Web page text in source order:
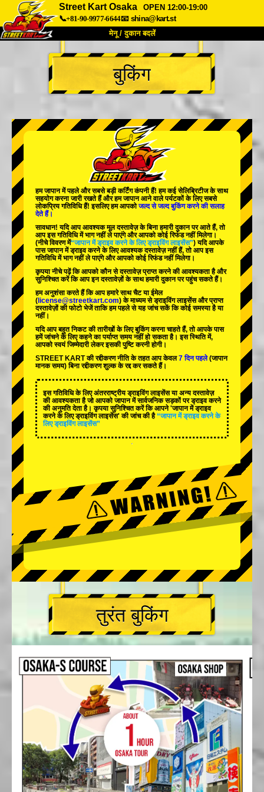
Street Kart Osaka
OPEN 12:00-19:00
📞+81-90-9977-6644📧 shina@kart.st
मेनू / दुकान बदलें
TOP
हमारे बारे में विशेषताएँ कीमत
कंपनी बुकिंग
शाखा बदलें
टोक्यो अकीहबारा#2
टोक्यो शिबुया एनेक्स टोक्यो बे
टोक्यो असाकुसा
ओकिनावा
बुकिंग
हम जापान मेंपहलेऔरसबसे बड़ी कर्टिंग कंपनीहैं! हमकई सेलिब्रिटीजके साथ
सहयोग करना जारी रखते हैं और हम जापान आने वाले पर्यटकों के लिएसबसे
लोकप्रिय गतिविधिहैं! इसलिए हम आपकोजल्द से जल्द बुकिंग करने की सलाह
देते हैं।
सावधान! यदि आप आवश्यक मूल दस्तावेज़ के बिना हमारी दुकान पर आते हैं, तो
आप इस गतिविधि में भाग नहीं ले पाएंगे और आपको कोई रिफंड नहीं मिलेगा।
(नीचे विवरण में“जापान में ड्राइव करने के लिए ड्राइविंग लाइसेंस”) यदि आपके
पास जापान में ड्राइव करने के लिए आवश्यक दस्तावेज़ नहीं हैं, तो आप इस
गतिविधि में भाग नहीं ले पाएंगे और आपको कोई रिफंड नहीं मिलेगा।
कृपया नीचे पढ़ें कि आपको कौन से दस्तावेज़ प्राप्त करने की आवश्यकता है और
सुनिश्चित करें कि आप इन दस्तावेज़ों के साथ हमारी दुकान पर पहुंच सकते हैं।
हम अनुशंसा करते हैं कि आप हमारे साथ चैट या ईमेल
( license@streetkart.com) के माध्यम से ड्राइविंग लाइसेंस और प्राप्त
दस्तावेज़ों की फोटो भेजें ताकि हम पहले से यह जांच सकें कि कोई समस्या है या
नहीं।
यदि आप बहुत निकट की तारीखों के लिए बुकिंग करना चाहते हैं, तो आपके पास
हमें जांचने के लिए कहने का पर्याप्त समय नहीं हो सकता है। इस स्थिति में,
आपको स्वयं जिम्मेदारी लेकर इसकी पुष्टि करनी होगी।
STREET KART की रद्दीकरण नीति के तहत आप केवल7 दिन पहले(जापान
मानक समय) बिना रद्दीकरण शुल्क के रद्द कर सकते हैं।
इस गतिविधि के लिए अंतरराष्ट्रीय ड्राइविंग लाइसेंस या अन्य दस्तावेज़
की आवश्यकता है जो आपको जापान में सार्वजनिक सड़कों पर ड्राइव करने
की अनुमति देता है। कृपया सुनिश्चित करें कि आपने 'जापान में ड्राइव
करने के लिए ड्राइविंग लाइसेंस' की जांच की है “जापान में ड्राइव करने के
लिए ड्राइविंग लाइसेंस”
तुरंत बुकिंग